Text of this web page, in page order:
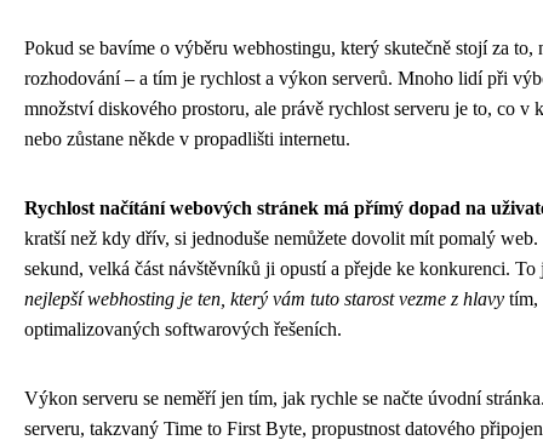
Pokud se bavíme o výběru webhostingu, který skutečně stojí za
rozhodování – a tím je rychlost a výkon serverů. Mnoho lidí při
množství diskového prostoru, ale právě rychlost serveru je to, co v
nebo zůstane někde v propadlišti internetu.
Rychlost načítání webových stránek má přímý dopad na
kratší než kdy dřív, si jednoduše nemůžete dovolit mít pomalý
sekund, velká část návštěvníků ji opustí a přejde ke konkurenci.
nejlepší webhosting je ten, který vám tuto starost vezme z hlavy tím,
optimalizovaných softwarových řešeních.
Výkon serveru se neměří jen tím, jak rychle se načte úvodní
serveru, takzvaný Time to First Byte, propustnost datového